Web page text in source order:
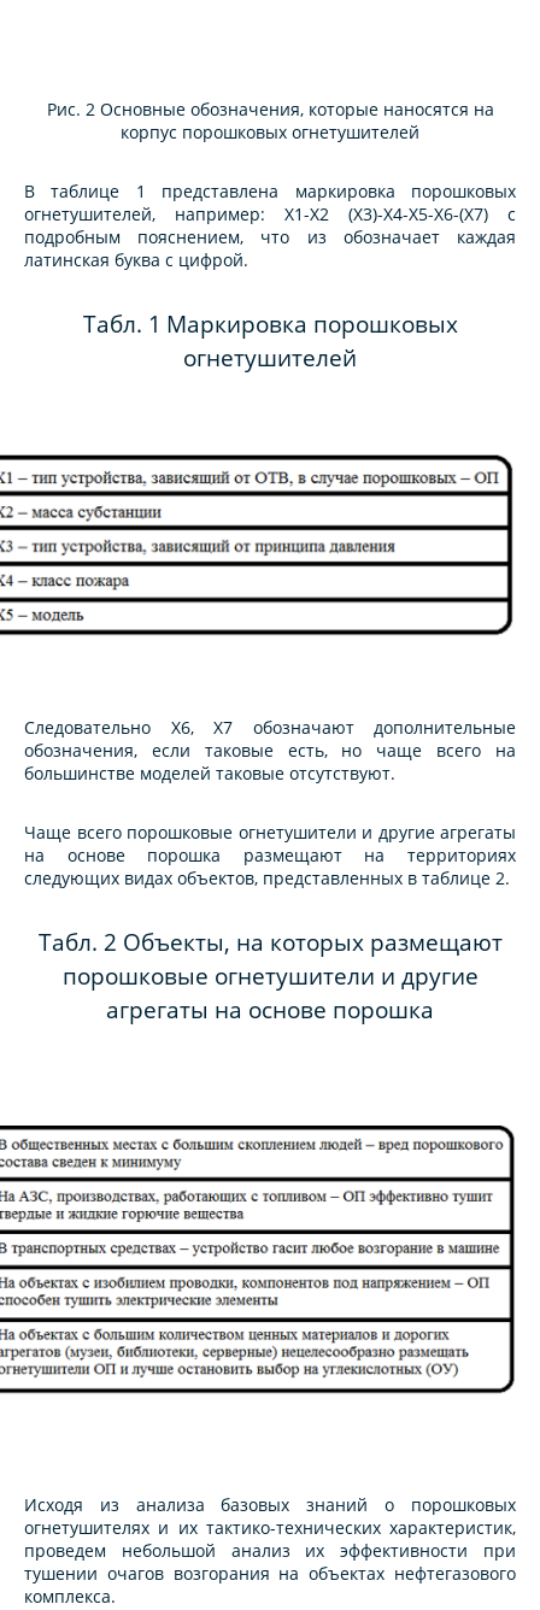
Рис. 2 Основные обозначения, которые наносятся на
корпус порошковых огнетушителей
В таблице 1 представлена маркировка порошковых
огнетушителей, например: Х1-Х2 (Х3)-Х4-Х5-Х6-(Х7) с
подробным пояснением, что из обозначает каждая
латинская буква с цифрой.
Табл. 1 Маркировка порошковых
огнетушителей
Следовательно Х6, Х7 обозначают дополнительные
обозначения, если таковые есть, но чаще всего на
большинстве моделей таковые отсутствуют.
Чаще всего порошковые огнетушители и другие агрегаты
на основе порошка размещают на территориях
следующих видах объектов, представленных в таблице 2.
Табл. 2 Объекты, на которых размещают
порошковые огнетушители и другие
агрегаты на основе порошка
Исходя из анализа базовых знаний о порошковых
огнетушителях и их тактико-технических характеристик,
проведем небольшой анализ их эффективности при
тушении очагов возгорания на объектах нефтегазового
комплекса.